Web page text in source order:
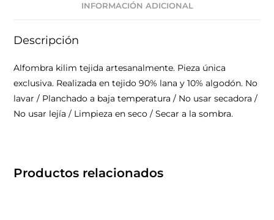
INFORMACIÓN ADICIONAL
Descripción
Alfombra kilim tejida artesanalmente. Pieza única
exclusiva. Realizada en tejido 90% lana y 10% algodón. No
lavar / Planchado a baja temperatura / No usar secadora /
No usar lejía / Limpieza en seco / Secar a la sombra.
Productos relacionados